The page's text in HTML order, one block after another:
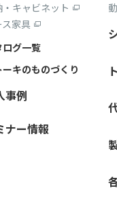
・キャビネット
ス家具
ログ一覧
ーキのものづくり
事例
ナー情報